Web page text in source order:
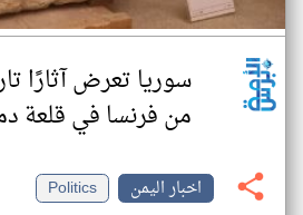
سوريا تعرض آثارًا
من فرنسا في قلعة
اخبار اليمن
Politics